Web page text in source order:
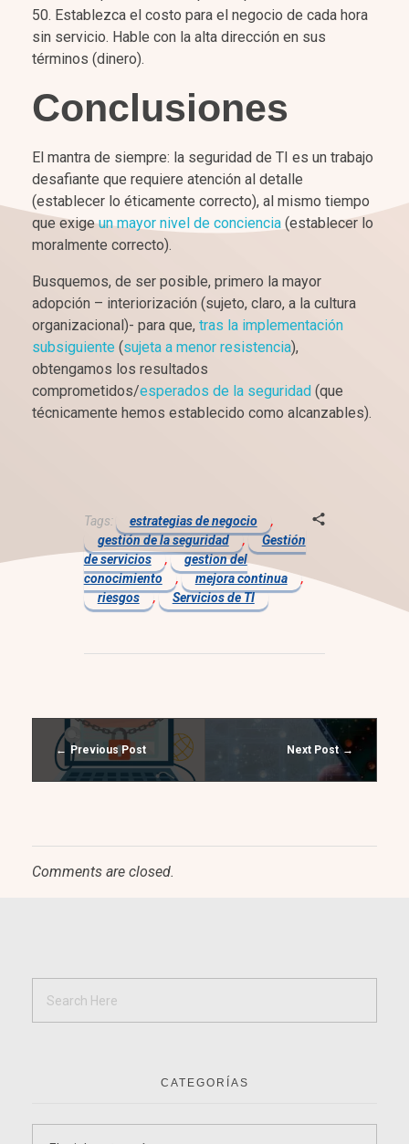
Establezca el costo para el negocio de cada hora
sin servicio. Hable con la alta dirección en sus
términos (dinero).
Conclusiones
El mantra de siempre: la seguridad de TI es un trabajo
desafiante que requiere atención al detalle
(establecer lo éticamente correcto), al mismo tiempo
que exigeun mayor nivel de conciencia (establecer lo
moralmente correcto).
Busquemos, de ser posible, primero la mayor
adopción – interiorización (sujeto, claro, a la cultura
organizacional)- para que, tras la implementación
subsiguiente (sujeta a menor resistencia),
obtengamos los resultados
comprometidos/esperados de la seguridad (que
técnicamente hemos establecido como alcanzables).
Tags: estrategias de negocio
,
gestión de la seguridad
,
Gestión
de servicios
,
gestion del
conocimiento
, mejora continua
,
riesgos
, Servicios de TI
Previous Post Next Post
Comments are closed.
CATEGORÍAS